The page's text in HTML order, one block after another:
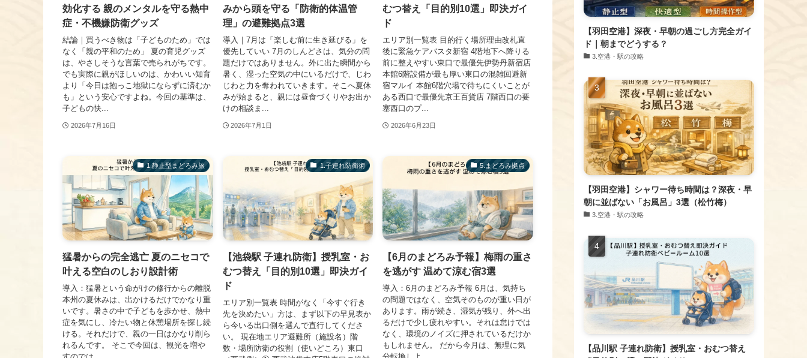
効化する 親のメンタルを守る熱中
症・不機嫌防衛グッズ
結論｜買うべき物は「子どものため」では
なく「親の平和のため」 夏の育児グッズ
は、やさしそうな言葉で売られがちです。
でも実際に親がほしいのは、かわいい知育
より「今日は抱っこ地獄にならずに済むか
も」という安心ですよね。今回の基準は、
子どもの快...
2026年7月16日
みから頭を守る「防衛的体温管
理」の避難拠点3選
導入｜7月は「楽しむ前に生き延びる」を
優先していい 7月のしんどさは、気分の問
題だけではありません。外に出た瞬間から
暑く、湿った空気の中にいるだけで、じわ
じわと力を奪われていきます。そこへ夏休
みが始まると、親には昼食づくりやお出か
けの相談ま...
2026年7月1日
むつ替え「目的別10選」即決ガイ
ド
エリア別一覧表 目的行く場所理由改札直
後に緊急ケアバスタ新宿 4階地下へ降りる
前に整えやすい東口で最優先伊勢丹新宿店
本館6階設備が最も厚い東口の混雑回避新
宿マルイ 本館6階穴場で待ちにくいことが
ある西口で最優先京王百貨店 7階西口の要
塞西口のプ...
2026年6月23日
1.静止型まどろみ旅
猛暑からの完全逃亡 夏のニセコで
叶える空白のしおり設計術
導入：猛暑という命がけの修行からの離脱
本州の夏休みは、出かけるだけでかなり重
いです。暑さの中で子どもを歩かせ、熱中
症を気にし、冷たい物と休憩場所を探し続
ける。それだけで、親の一日はかなり削ら
れるんです。 そこで今回は、観光を増や
1.子連れ防衛術
【池袋駅 子連れ防衛】授乳室・お
むつ替え「目的別10選」即決ガイ
ド
エリア別一覧表 時間がなく「今すぐ行き
先を決めたい」方は、まず以下の早見表か
ら今いる出口側を選んで直行してくださ
い。 現在地エリア避難所（施設名）階
数・場所防衛の役割（使いどころ）東口
​5.まどろみ拠点
【6月のまどろみ予報】梅雨の重さ
を逃がす 温めて涼む宿3選
導入：6月のまどろみ予報 6月は、気持ち
の問題ではなく、空気そのものが重い日が
あります。雨が続き、湿気が残り、外へ出
るだけで少し疲れやすい。それは怠けでは
なく、環境のノイズに押されているだけか
もしれません。 だから今月は、無理に気
【羽田空港】深夜・早朝の過ごし方完全ガイ
ド｜朝までどうする？
​3.空港・駅の攻略
【羽田空港】シャワー待ち時間は？深夜・早
朝に並ばない「お風呂」3選（松竹梅）
​3.空港・駅の攻略
【品川駅 子連れ防衛】授乳室・おむつ替え